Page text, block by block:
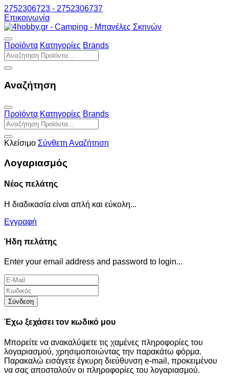
2752306723 - 2752306737
Επικοινωνία
Προϊόντα Κατηγορίες Brands
Αναζήτηση
Προϊόντα Κατηγορίες Brands
Κλείσιμο Σύνθετη Αναζήτηση
Λογαριασμός
Νέος πελάτης
Η διαδικασία είναι απλή και εύκολη...
Εγγραφή
Ήδη πελάτης
Enter your email address and password to login...
Σύνδεση
Έχω ξεχάσει τον κωδικό μου
Μπορείτε να ανακαλύψετε τις χαμένες πληροφορίες του
λογαριασμού, χρησιμοποιώντας την παρακάτω φόρμα.
Παρακαλώ εισάγετε έγκυρη διεύθυνση e-mail, προκειμένου
να σας αποσταλούν οι πληροφορίες του λογαριασμού.